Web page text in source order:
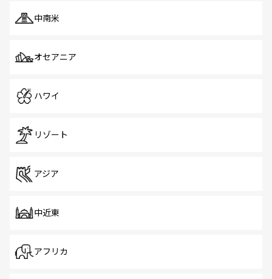
中南米
オセアニア
ハワイ
リゾート
アジア
中近東
アフリカ